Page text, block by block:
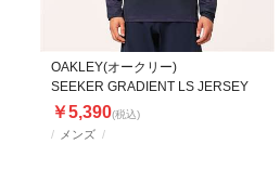
メンズ
OAKLEY(オークリー)
SEEKER GRADIENT LS JERSEY
￥5,390(税込)